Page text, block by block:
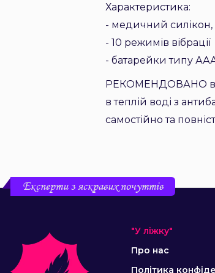
Характеристика:
- медичний силікон,
- 10 режимів вібрації
- батарейки типу
РЕКОМЕНДОВАНО
в теплій воді з
самостійно та
Експерти з яскравих почуттів
"У ліжку"
Про нас
Політика